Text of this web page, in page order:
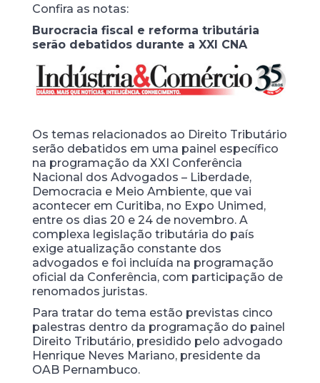
Confira as notas:
Burocracia fiscal e reforma tributária
serão debatidos durante a XXI CNA
Os temas relacionados ao Direito Tributário
serão debatidos em uma painel específico
na programação da XXI Conferência
Nacional dos Advogados – Liberdade,
Democracia e Meio Ambiente, que vai
acontecer em Curitiba, no Expo Unimed,
entre os dias 20 e 24 de novembro. A
complexa legislação tributária do país
exige atualização constante dos
advogados e foi incluída na programação
oficial da Conferência, com participação de
renomados juristas.
Para tratar do tema estão previstas cinco
palestras dentro da programação do painel
Direito Tributário, presidido pelo advogado
Henrique Neves Mariano, presidente da
OAB Pernambuco.